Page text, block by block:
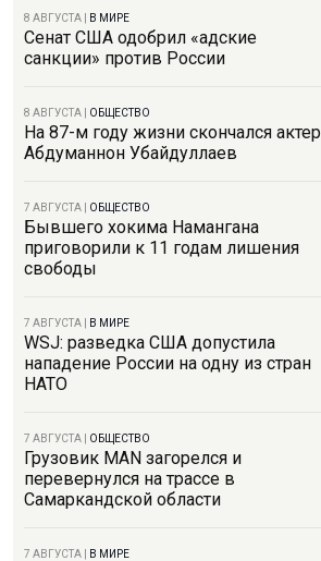
8 АВГУСТА В МИРЕ
Сенат США одобрил «адские
санкции» против России
8 АВГУСТА ОБЩЕСТВО
На 87-м году жизни скончался актер
Абдуманнон Убайдуллаев
7 АВГУСТА ОБЩЕСТВО
Бывшего хокима Намангана
приговорили к 11 годам лишения
свободы
7 АВГУСТА В МИРЕ
WSJ: разведка США допустила
нападение России на одну из стран
НАТО
7 АВГУСТА ОБЩЕСТВО
Грузовик MAN загорелся и
перевернулся на трассе в
Самаркандской области
7 АВГУСТА В МИРЕ